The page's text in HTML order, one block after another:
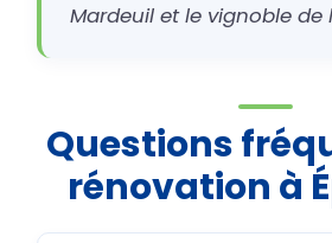
Mardeuil et le vignoble de
Questions
rénovation à